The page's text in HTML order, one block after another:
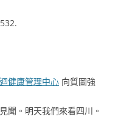
健康管理中心 向質圖強
。明天我們來看四川。